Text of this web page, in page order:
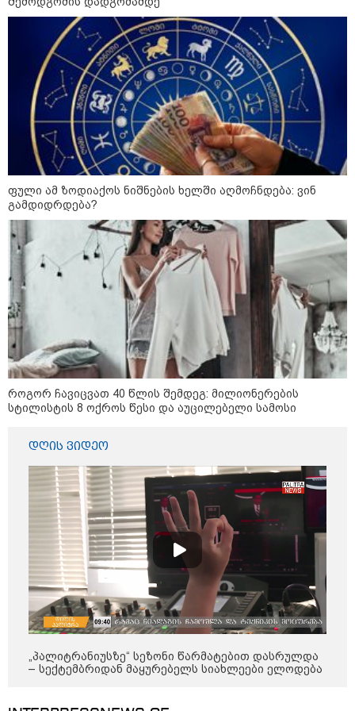
13:24 / 07-08-2026
"საქართველოსთვის თქვენზე ნაკლები
მებრძოლის დედა ვატირე!" - რას ამბობს
გიორგი ბარამიძე პროკურატურის
განცხადების შემდეგ
19:05 / 07-08-2026
"2008 წელს საქართველო
გადავარჩინეთ - აი, 2012 წლის
სწორედ ეგ იყო ქართული
ისტორიული კატასტროფა და
"ჩემი აზრით, ენამ გაუსწრო
აზრს და არ არის ეს კარგი,
თუმცა თუ რაიმეში არ მეპარება
ეჭვი, გიორგი ბარამიძის
პატრიოტიზმია" - ნიკა გვარამია
13:42 / 07-08-2026
"საქართველო მშვიდი ქვეყანაა,
სტუმართმოყვარე ხალხი ვართ
და ყველას შეუძლია ჩამოვიდეს,
არავინ შეზღუდული არაა" - კახა
"სტუმართმოყვარე ხალხი ვართ
ფული ამ ზოდიაქოს ნიშნების ხელში აღმოჩნდება: ვინ
გამდიდრდება?
როგორ ჩავიცვათ 40 წლის შემდეგ: მილიონერების
სტილისტის 8 ოქროს წესი და აუცილებელი სამოსი
დღის ვიდეო
„პალიტრანიუსზე“ სეზონი წარმატებით დასრულდა
– სექტემბრიდან მაყურებელს სიახლეები ელოდება